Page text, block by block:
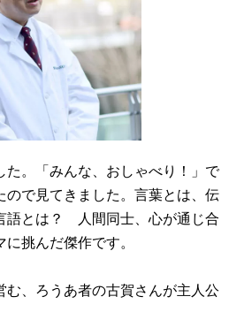
。「みんな、おしゃべり！」で
ので見てきました。言葉とは、伝
語とは？ 人間同士、心が通じ合
挑んだ傑作です。
、ろうあ者の古賀さんが主人公